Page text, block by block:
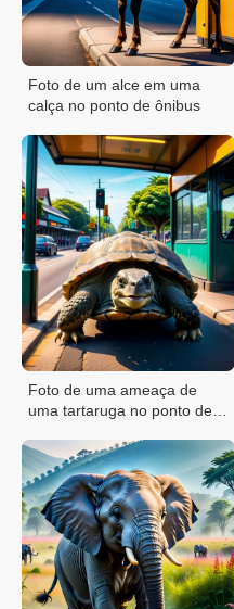
Foto de um alce em uma
calça no ponto de ônibus
Foto de uma ameaça de
uma tartaruga no ponto de